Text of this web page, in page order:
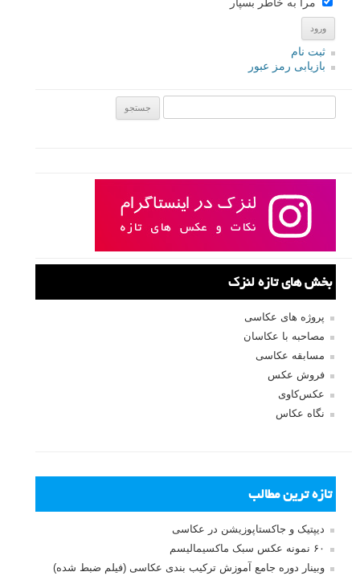
مرا به خاطر بسپار
ثبت نام
بازیابی رمز عبور
بخش های تازه لنزک
پروژه های عکاسی
مصاحبه با عکاسان
مسابقه عکاسی
فروش عکس
عکس‌کاوی
نگاه عکاس
تازه ترین مطالب
دیپتیک و جاکستا‌پوزیشن در عکاسی
۶۰ نمونه عکس سبک ماکسیمالیسم
وبینار دوره جامع آموزش ترکیب بندی عکاسی (فیلم ضبط شده)